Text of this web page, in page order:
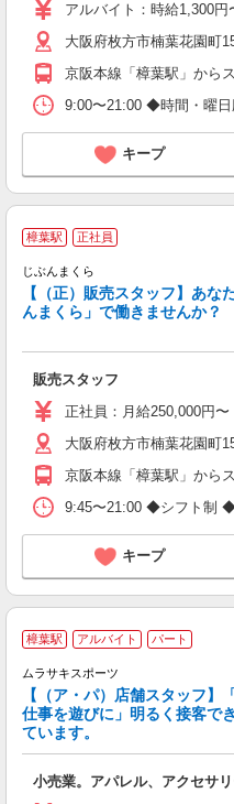
アルバイト：時給1,300円
大阪府枚方市楠葉花園
京阪本線「樟葉駅」から
9:00〜21:00 ◆時間・曜
キープ
樟葉駅 正社員
じぶんまくら
【（正）販売スタッフ】あな
んまくら」で働きませんか？
販売スタッフ
正社員：月給250,000円〜
大阪府枚方市楠葉花園
京阪本線「樟葉駅」から
9:45〜21:00 ◆シフト制
キープ
樟葉駅 アルバイト パート
ムラサキスポーツ
【（ア・パ）店舗スタッフ】
仕事を遊びに」明るく接客で
ています。
小売業。アパレル、アクセサ